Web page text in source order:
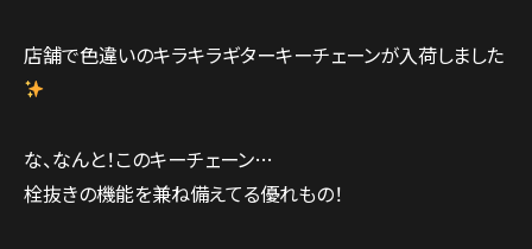
店舗で色違いのキラキラギターキーチェーンが入荷しました
な、なんと！このキーチェーン…
栓抜きの機能を兼ね備えてる優れもの！